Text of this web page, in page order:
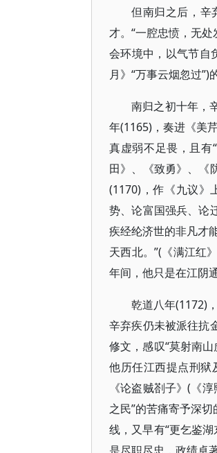
但南归之后，辛
才。“一腔忠愤，无
会环境中，以气节自
月》“万事云烟忽过
南归之初十年，
年(1165)，奏进《美
真虚弱不足畏，且有
田》、《致勇》、《
(1170)，作《九议》
势、论富国强兵、论
疾经纶济世的非凡才
天西北。”(《满江红
年间，他只是在江阴
乾道八年(1172)
辛弃疾仍未被派往抗
修文，感叹“莫射南
他历任江西提点刑
《论盗贼剳子》(《
之民”的苦痛寄予深
线，又早有“更乞鉴